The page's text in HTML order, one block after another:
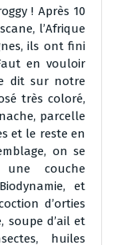
! Après 10
l’Afrique
ils ont fini
en vouloir
dit sur notre
très coloré,
parcelle
et le reste en
on se
couche
et
d’orties
d’ail et
huiles